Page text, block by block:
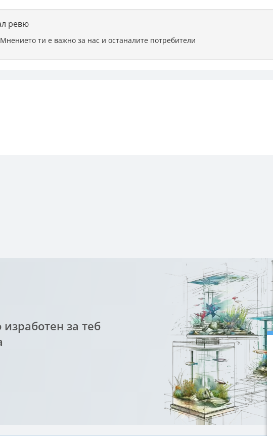
ревю
ти е важно за нас и останалите потребители
за теб